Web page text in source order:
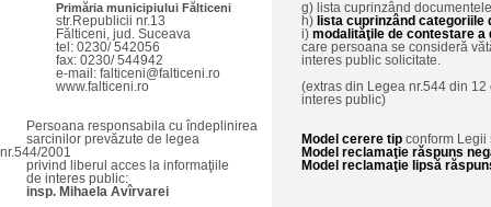
Primăria municipiului Fălticeni
str.Republicii nr.13
Fălticeni, jud. Suceava
tel: 0230/ 542056
fax: 0230/ 544942
e-mail: falticeni@falticeni.ro
www.falticeni.ro
Persoana responsabila cu îndeplinirea
sarcinilor prevăzute de legea
nr.544/2001
privind liberul acces la informaţiile
de interes public:
insp. Mihaela Avîrvarei
g) lista cuprinzând
h) lista cuprinzând categoriile
i) modalităţile de contestare
care persoana se consideră
interes public solicitate.
(extras din Legea nr.544 din
interes public)
Model cerere tip conform Legii
Model reclamaţie răspuns
Model reclamaţie lipsă